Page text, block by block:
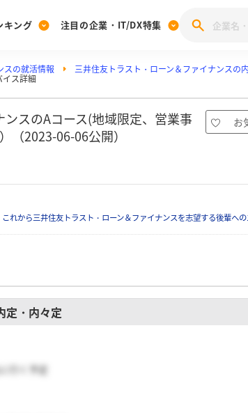
キング
みんなのDX企業就職ブランド調査
注目の企業・IT/DX特集
28卒 注目企業特集 27卒 注目企業特集
注目のIT・DX企業特集
28卒 IT・DX企業特集
究
スの就活情報 三井住友トラスト・ローン＆ファイナンスの
ス詳細
スのAコース(地域限定、営業事
（2023-06-06公開）
お
れから三井住友トラスト・ローン＆ファイナンスを志望する後輩への
定・内々定
行く予定